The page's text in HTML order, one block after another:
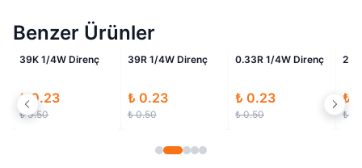
Benzer Ürünler
İndirimli
39K 1/4W Direnç
₺ 0.23
₺ 0.50
İndirimli
39R 1/4W Direnç
₺ 0.23
₺ 0.50
İndirimli
0.33R 1/4W Direnç
₺ 0.23
₺ 0.50
₺
₺